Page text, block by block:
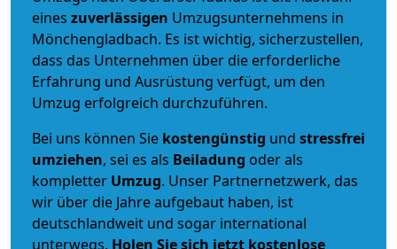
eines zuverlässigen Umzugsunternehmens in
Mönchengladbach. Es ist wichtig, sicherzustellen,
dass das Unternehmen über die erforderliche
Erfahrung und Ausrüstung verfügt, um den
Umzug erfolgreich durchzuführen.
Bei uns können Sie kostengünstig und stressfrei
umziehen, sei es als Beiladung oder als
kompletter Umzug. Unser Partnernetzwerk, das
wir über die Jahre aufgebaut haben, ist
deutschlandweit und sogar international
unterwegs. Holen Sie sich jetzt kostenlose